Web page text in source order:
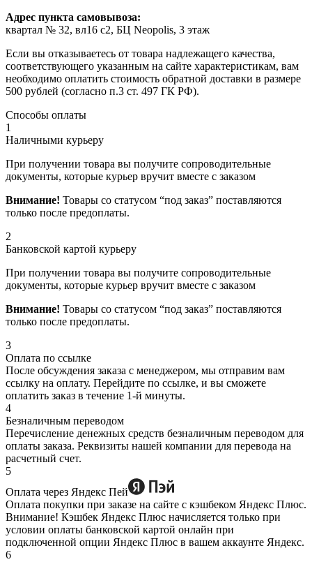
Адрес пункта самовывоза:
квартал № 32, вл16 с2, БЦ Neopolis, 3 этаж
Если вы отказываетесь от товара надлежащего качества,
соответствующего указанным на сайте характеристикам, вам
необходимо оплатить стоимость обратной доставки в размере
500 рублей (согласно п.3 ст. 497 ГК РФ).
Способы оплаты
1
Наличными курьеру
При получении товара вы получите сопроводительные
документы, которые курьер вручит вместе с заказом
Внимание! Товары со статусом “под заказ” поставляются
только после предоплаты.
2
Банковской картой курьеру
При получении товара вы получите сопроводительные
документы, которые курьер вручит вместе с заказом
Внимание! Товары со статусом “под заказ” поставляются
только после предоплаты.
3
Оплата по ссылке
После обсуждения заказа с менеджером, мы отправим вам
ссылку на оплату. Перейдите по ссылке, и вы сможете
оплатить заказ в течение 1-й минуты.
4
Безналичным переводом
Перечисление денежных средств безналичным переводом для
оплаты заказа. Реквизиты нашей компании для перевода на
расчетный счет.
5
Оплата через Яндекс Пей
Оплата покупки при заказе на сайте с кэшбеком Яндекс Плюс.
Внимание! Кэшбек Яндекс Плюс начисляется только при
условии оплаты банковской картой онлайн при
подключенной опции Яндекс Плюс в вашем аккаунте Яндекс.
6